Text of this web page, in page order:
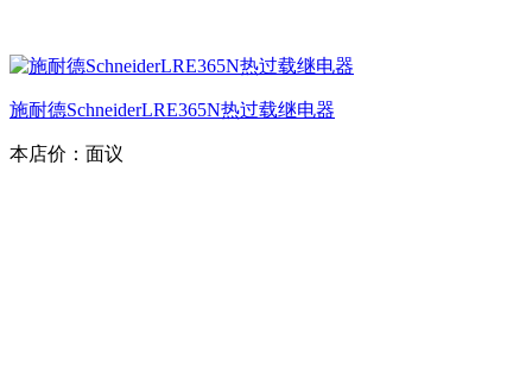
施耐德SchneiderLRE365N热过载继电器
本店价： 面议